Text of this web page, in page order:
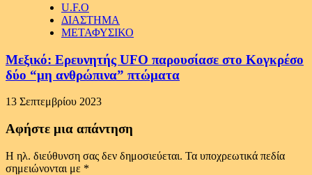
U.F.O
ΔΙΑΣΤΗΜΑ
ΜΕΤΑΦΥΣΙΚΟ
Μεξικό: Ερευνητής UFO παρουσίασε στο Κογκρέσο
δύο “μη ανθρώπινα” πτώματα
13 Σεπτεμβρίου 2023
Αφήστε μια απάντηση
Η ηλ. διεύθυνση σας δεν δημοσιεύεται. Τα υποχρεωτικά πεδία
σημειώνονται με *